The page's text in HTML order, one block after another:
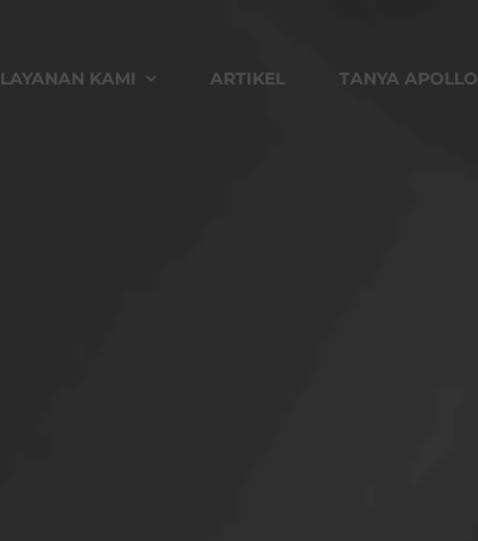
LAYANAN KAMI ARTIKEL TANYA APOLLO